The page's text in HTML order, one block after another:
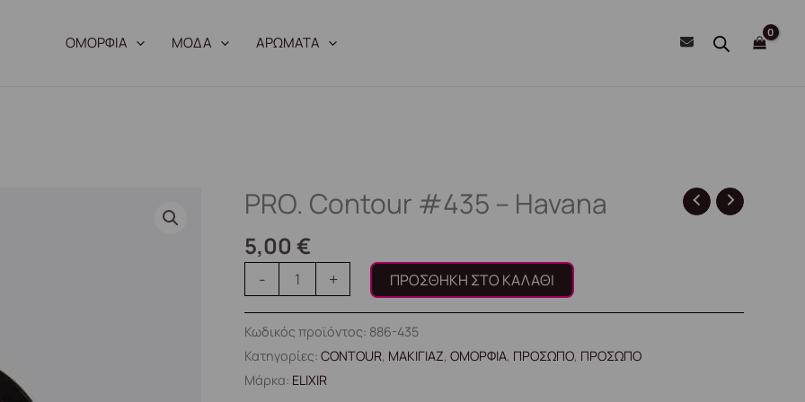
ΟΜΟΡΦΙΑ ΜΟΔΑ ΑΡΩΜΑΤΑ
PRO. Contour #435 – Havana
5,00€
-
PRO.
#435
Havana
ποσότητα
+ ΠΡΟΣΘΉΚΗ ΣΤΟ ΚΑΛΆΘΙ
Κωδικός προϊόντος: 886-435
Κατηγορίες:CONTOUR, ΜΑΚΙΓΙΑΖ,ΟΜΟΡΦΙΑ, ΠΡΟΣΩΠΟ, ΠΡΟΣΩΠΟ
Μάρκα: ELIXIR